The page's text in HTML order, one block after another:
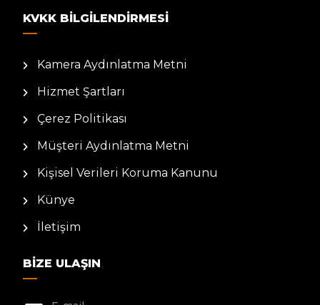
KVKK BILGILENDIRMESI
Kamera Aydınlatma Metni
Hizmet Şartları
Çerez Politikası
Müşteri Aydınlatma Metni
Kişisel Verileri Koruma Kanunu
Künye
İletişim
BIZE ULAŞIN